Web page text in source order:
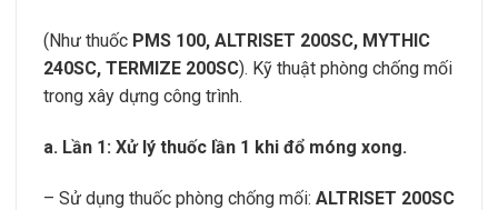
(Như thuốc PMS 100, ALTRISET 200SC, MYTHIC
240SC, TERMIZE 200SC). Kỹ thuật phòng chống mối
trong xây dựng công trình.
a. Lần 1: Xử lý thuốc lần 1 khi đổ móng xong.
– Sử dụng thuốc phòng chống mối: ALTRISET 200SC